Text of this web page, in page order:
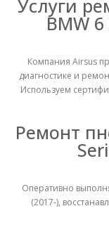
Услуги
BMW
Компания Airsus
диагностике и
Используем
Ремонт
Оперативно
(2017-),